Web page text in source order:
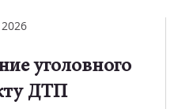
уголовного
ДТП